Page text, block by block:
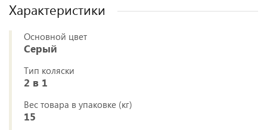
Характеристики
Основной цвет
Серый
Тип коляски
2 в 1
Вес товара в упаковке (кг)
15